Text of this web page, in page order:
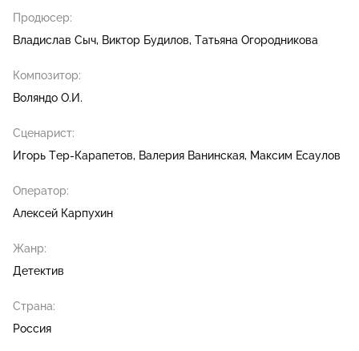
Продюсер:
Владислав Сыч Виктор Будилов Татьяна Огородникова
Композитор:
Воляндо О.И.
Сценарист:
Игорь Тер-Карапетов
Валерия Ванинская Максим Есаулов
Оператор:
Алексей Карпухин
Жанр:
Детектив
Страна:
Россия